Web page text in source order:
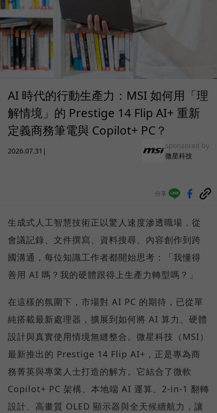
AI 時代的行動生產力：MSI 如何用「理
解情境」的 Prestige 14 Flip AI+ 重新
定義商務筆電與 Copilot+ PC？
2026.07.31 |
sponsored by
微星科技
分享
生成式人工智慧技術正以驚人速度滲透職場，從
會議記錄、文件撰寫、資料搜尋、內容創作到跨
國溝通，每位知識工作者都開始思考：「我懂得
善用 AI 嗎？我的硬體跟得上生產力轉型嗎？」
在這樣的氛圍下，市場對 AI PC 的期待，已從單
純搭載最新處理器，擴展到如何將 AI 算力、硬體
設計與真實使用情境無縫整合。微星科技（MSI）
最新推出的 Prestige 14 Flip AI+，正是專為商
務菁英與專業人士打造的解方。它結合了微軟
Copilot+ PC 架構、本地端 AI 運算、2-in-1 翻轉
設計、高畫質 OLED 顯示器與全天候續航力，讓